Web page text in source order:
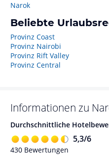
Narok
Beliebte
Provinz Coast
Provinz Nairobi
Provinz Rift Valley
Provinz Central
Informationen zu
Durchschnittliche
5,3/6
430 Bewertungen